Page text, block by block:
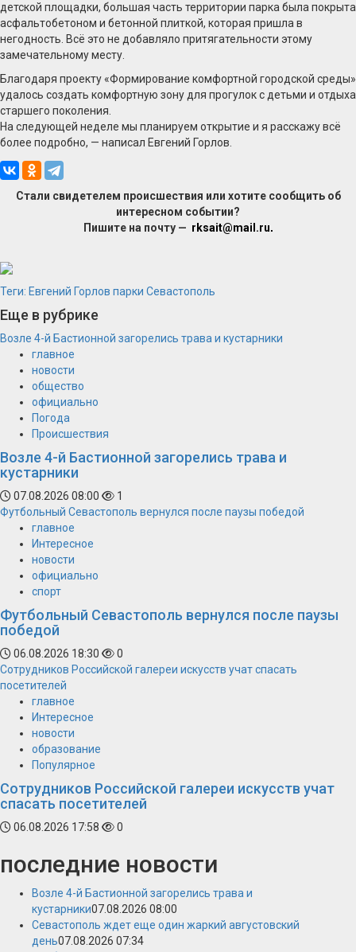
детской площадки, большая часть территории парка была покрыта
асфальтобетоном и бетонной плиткой, которая пришла в
негодность. Всё это не добавляло притягательности этому
замечательному месту.
Благодаря проекту «Формирование комфортной городской среды»
удалось создать комфортную зону для прогулок с детьми и отдыха
старшего поколения.
На следующей неделе мы планируем открытие и я расскажу всё
более подробно, — написал Евгений Горлов.
Стали свидетелем происшествия или хотите сообщить об
интересном событии?
Пишите на почту — rksait@mail.ru.
Теги: Евгений Горлов парки Севастополь
Еще в рубрике
Возле 4-й Бастионной загорелись трава и кустарники
главное
новости
общество
официально
Погода
Происшествия
Возле 4-й Бастионной загорелись трава и
кустарники
07.08.2026 08:00
1
Футбольный Севастополь вернулся после паузы победой
главное
Интересное
новости
официально
спорт
Футбольный Севастополь вернулся после паузы
победой
06.08.2026 18:30
0
Сотрудников Российской галереи искусств учат спасать
посетителей
главное
Интересное
новости
образование
Популярное
Сотрудников Российской галереи искусств учат
спасать посетителей
06.08.2026 17:58 0
последние новости
Возле 4-й Бастионной загорелись трава и
кустарники07.08.2026 08:00
Севастополь ждет еще один жаркий августовский
день07.08.2026 07:34